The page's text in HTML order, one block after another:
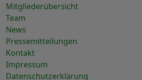
Mitgliederübersicht
Team
News
Pressemitteilungen
Kontakt
Impressum
Datenschutzerklärung